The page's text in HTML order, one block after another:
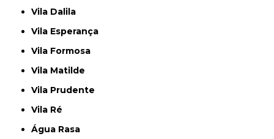
Vila Dalila
Vila Esperança
Vila Formosa
Vila Matilde
Vila Prudente
Vila Ré
Água Rasa